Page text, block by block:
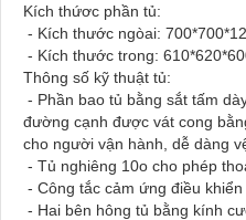
Kích thứơc phần tủ:
- Kích thước ngòai:
- Kích thước trong:
Thông số kỹ thuật tủ:
- Phần bao tủ bằng sắt tấm
đường cạnh được vát cong
cho người vận hành, dễ dàng
- Tủ nghiêng 10o cho phép
- Công tắc cảm ứng điều
- Hai bên hông tủ bằng kính